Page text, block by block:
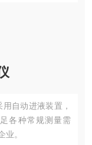
自动进液装置，
各种常规测量需
。